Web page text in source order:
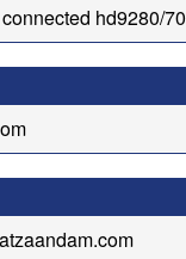
hd9280/70